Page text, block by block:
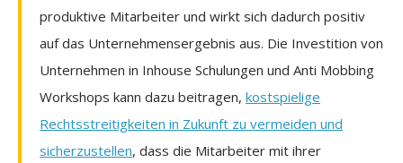
produktive Mitarbeiter und wirkt sich dadurch positiv
auf das Unternehmensergebnis aus. Die Investition von
Unternehmen in Inhouse Schulungen und Anti Mobbing
Workshops kann dazu beitragen, kostspielige
Rechtsstreitigkeiten in Zukunft zu vermeiden und
sicherzustellen, dass die Mitarbeiter mit ihrer